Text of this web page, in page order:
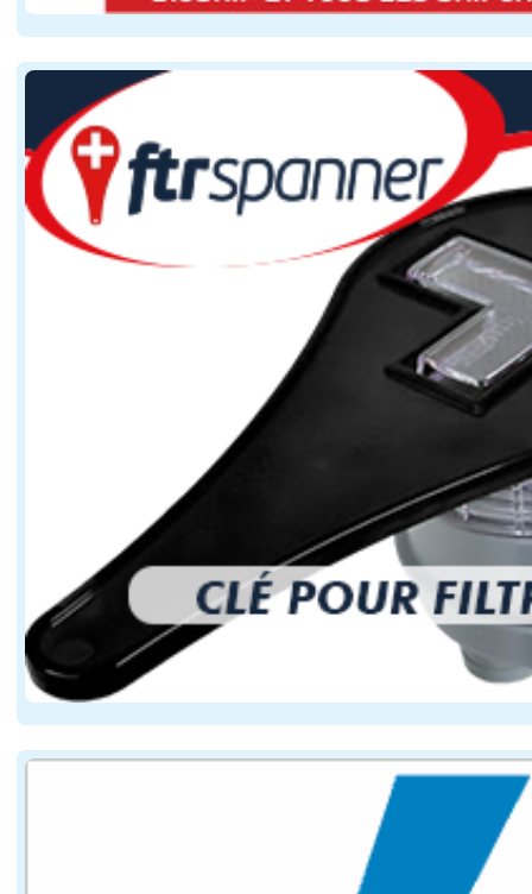
Le texte impose ainsi une adaptation permanente
Cette obligation existe déjà dans les règles
Si l'objectif de sécurité est clairement affiché, la
Certains signes extérieurs peuvent parfois
Le procès-verbal devra donc décrire avec précision
Avec ce décret entré en vigueur le 5 juin 2026, les
Dans la pratique, plusieurs éléments sont
haleine fortement alcoolisée ;
propos incohérents ou confus ;
difficultés d'élocution ;
bégaiements inhabituels ;
agressivité ou comportement excessivement
somnolence anormale ;
troubles de l'équilibre ;
difficultés à réaliser des gestes simples.
Ces observations sont consignées dans un procès-
Une nouvelle contravention pour les